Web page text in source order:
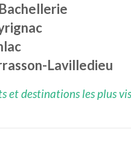
Lavilledieu
et destinations les plus